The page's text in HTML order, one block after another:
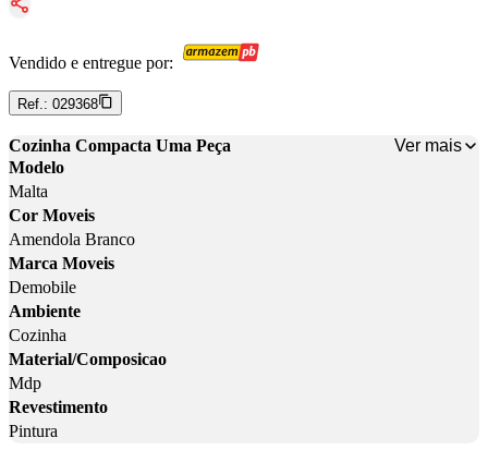
Vendido e entregue por:
Ref.: 029368
Cozinha Compacta Uma Peça
Ver mais
Modelo
Malta
Cor Moveis
Amendola Branco
Marca Moveis
Demobile
Ambiente
Cozinha
Material/Composicao
Mdp
Revestimento
Pintura